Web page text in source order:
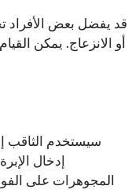
قد يفضل بعض الأفراد
أو الانزعاج. يمكن
سيستخدم الثاقب
إدخال
المجوهرات على